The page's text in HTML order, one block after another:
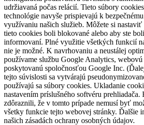
udržiavaná počas relácií. Tieto súbory
technológie navyše prispievajú k
využívaniu našich služieb. Môžete si nastaviť
tieto cookies boli blokované alebo aby ste
informovaní. Plné využitie všetkých funkcií
nie je možné. K navrhovaniu a neustálej
používame službu Google Analytics,
poskytovanú spoločnosťou Google Inc.
tejto súvislosti sa vytvárajú
používajú sa súbory cookies. Ukladanie
nastavením príslušného softvéru prehliadača.
zdôraznili, že v tomto prípade nemusí byť
všetky funkcie tejto webovej stránky. Ďalšie
našich zásadách ochrany osobných údajov.